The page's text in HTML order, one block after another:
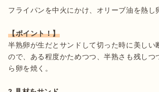
フライパンを中火にかけ、オリーブ油を熱し
【ポイント！】
半熟卵が生だとサンドして切った時に美しい
ので、ある程度かためつつ、半熟さも残しつ
ら卵を焼く。